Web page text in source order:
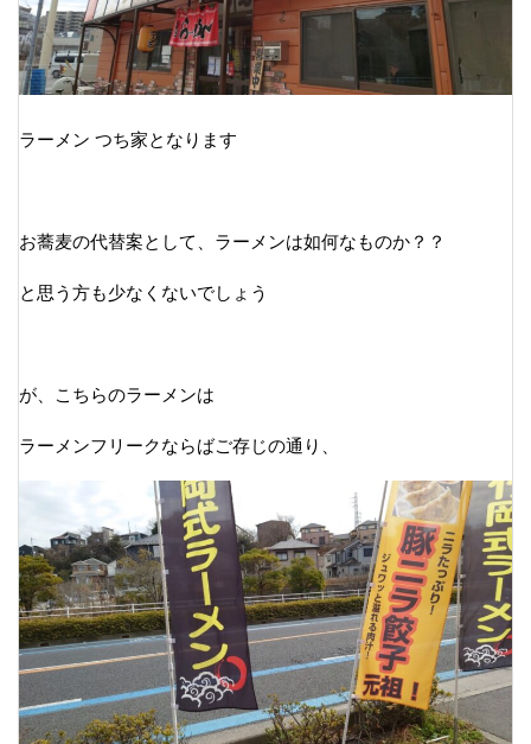
ラーメン つち家となります
お蕎麦の代替案として、ラーメンは如何なものか？？
と思う方も少なくないでしょう
が、こちらのラーメンは
ラーメンフリークならばご存じの通り、